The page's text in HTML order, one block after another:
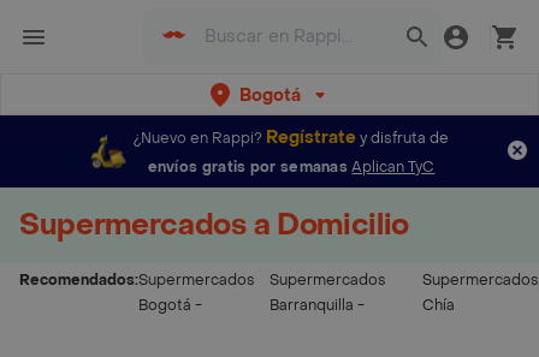
Bogotá
¿Nuevo en Rappi? Regístratey disfruta de
envíos gratis por semanas Aplican TyC
Supermercados a Domicilio
Recomendados:Supermercados
Bogotá -
Supermercados
Barranquilla -
Supermercados
Chía